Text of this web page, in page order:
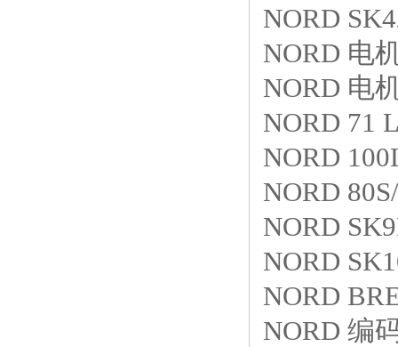
NORD
NORD 电
NORD 电
NORD 71
NORD
NORD
NORD
NORD
NORD
NORD 编